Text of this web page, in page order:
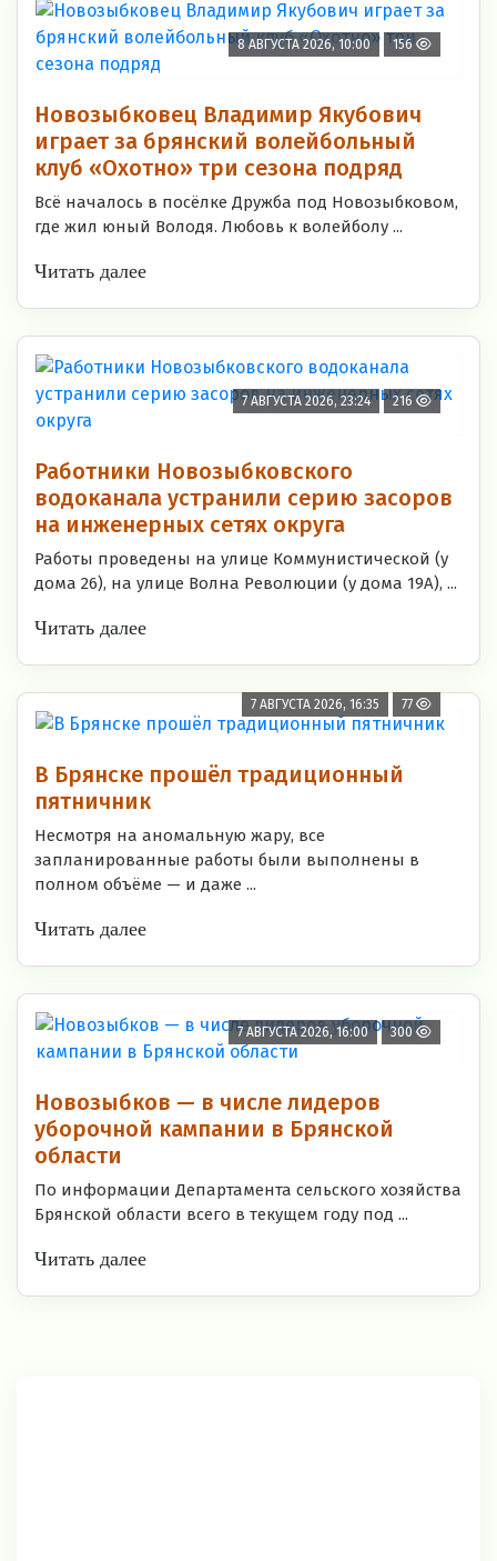
8 АВГУСТА 2026, 10:00 156
Новозыбковец Владимир Якубович
играет за брянский волейбольный
клуб «Охотно» три сезона подряд
Всё началось в посёлке Дружба под Новозыбковом,
где жил юный Володя. Любовь к волейболу ...
Читать далее
7 АВГУСТА 2026, 23:24 216
Работники Новозыбковского
водоканала устранили серию засоров
на инженерных сетях округа
Работы проведены на улице Коммунистической (у
дома 26), на улице Волна Революции (у дома 19А), ...
Читать далее
7 АВГУСТА 2026, 16:35 77
В Брянске прошёл традиционный
пятничник
Несмотря на аномальную жару, все
запланированные работы были выполнены в
полном объёме — и даже ...
Читать далее
7 АВГУСТА 2026, 16:00 300
Новозыбков — в числе лидеров
уборочной кампании в Брянской
области
По информации Департамента сельского хозяйства
Брянской области всего в текущем году под ...
Читать далее